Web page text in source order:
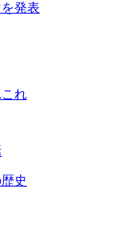
発表
れ
史